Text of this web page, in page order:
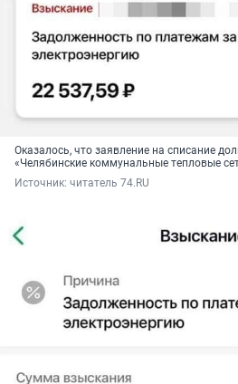
Оказалось, что заявление на списание
«Челябинские коммунальные тепловые
Источник: читатель 74.RU